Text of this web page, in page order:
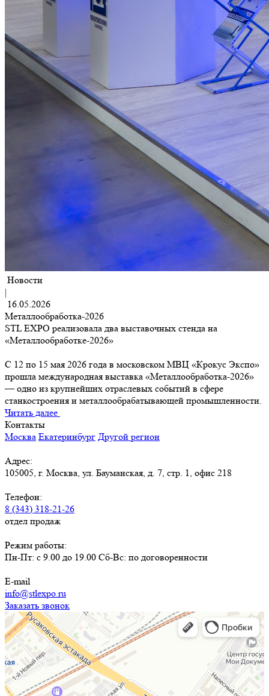
Новости
|
16.05.2026
Металлообработка-2026
STL EXPO реализовала два выставочных стенда на
«Металлообработке-2026»
С 12 по 15 мая 2026 года в московском МВЦ «Крокус Экспо»
прошла международная выставка «Металлообработка-2026»
— одно из крупнейших отраслевых событий в сфере
станкостроения и металлообрабатывающей промышленности.
Читать далее
Контакты
Москва Екатеринбург Другой регион
Адрес:
105005, г. Москва, ул. Бауманская, д. 7, стр. 1, офис 218
Телефон:
8 (343) 318-21-26
отдел продаж
Режим работы:
Пн-Пт: с 9.00 до 19.00 Сб-Вс: по договоренности
E-mail
info@stlexpo.ru
Заказать звонок